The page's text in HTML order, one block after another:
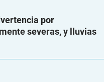
por
severas, y lluvias